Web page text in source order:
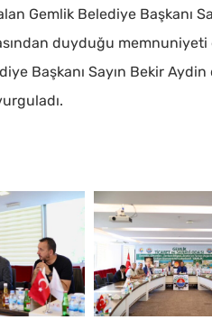
Gemlik Belediye Başkanı
duyduğu memnuniyeti
Başkanı Sayın Bekir